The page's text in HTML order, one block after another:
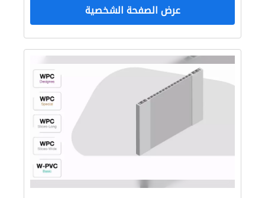
عرض الصفحة الشخصية